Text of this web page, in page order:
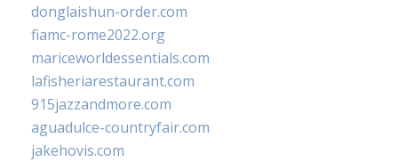
donglaishun-order.com
fiamc-rome2022.org
mariceworldessentials.com
lafisheriarestaurant.com
915jazzandmore.com
aguadulce-countryfair.com
jakehovis.com